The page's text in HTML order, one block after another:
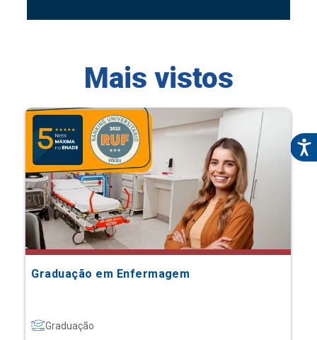
Mais vistos
Graduação em Enfermagem
Graduação